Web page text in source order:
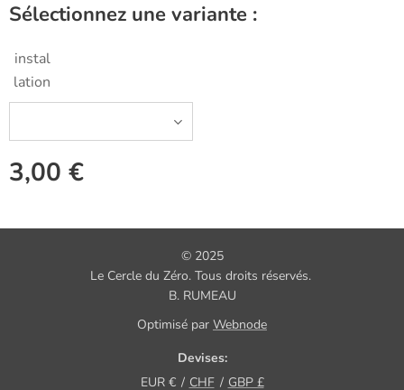
Sélectionnez une variante :
instal
lation
3,00 €
© 2025
Le Cercle du Zéro. Tous droits réservés.
B. RUMEAU
Optimisé par Webnode
Devises
EUR €
CHF GBP £